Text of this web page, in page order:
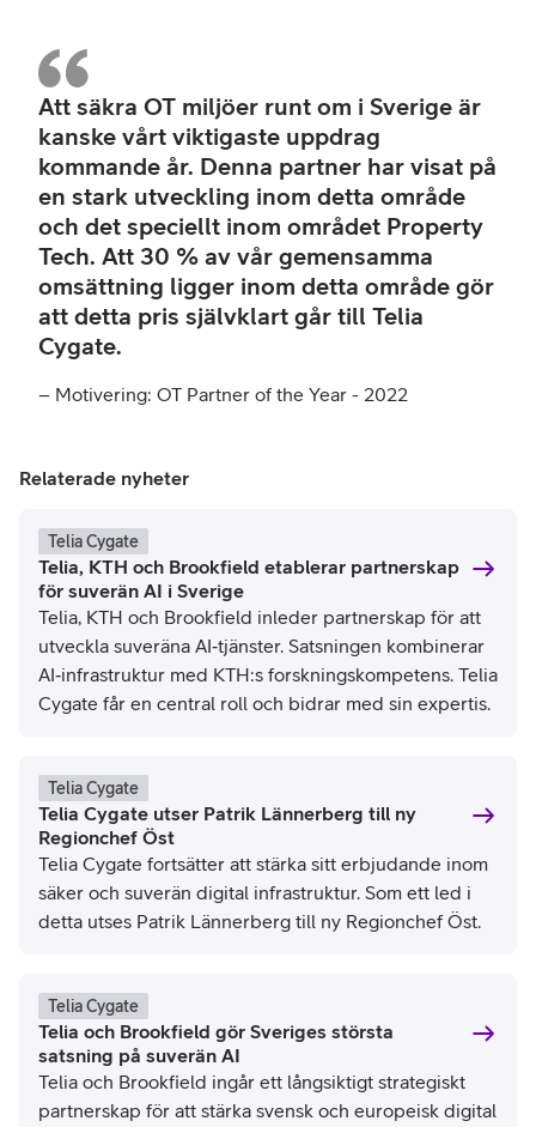
Att säkra OT miljöer runt om i Sverige är
kanske vårt viktigaste uppdrag
kommande år. Denna partner har visat på
en stark utveckling inom detta område
och det speciellt inom området Property
Tech. Att 30 % av vår gemensamma
omsättning ligger inom detta område gör
att detta pris självklart går till Telia
Cygate.
– Motivering: OT Partner of the Year - 2022
Relaterade nyheter
Telia Cygate
Telia, KTH och Brookfield etablerar partnerskap
för suverän AI i Sverige
Telia, KTH och Brookfield inleder partnerskap för att
utveckla suveräna AI‑tjänster. Satsningen kombinerar
AI‑infrastruktur med KTH:s forskningskompetens. Telia
Cygate får en central roll och bidrar med sin expertis.
Telia Cygate
Telia Cygate utser Patrik Lännerberg till ny
Regionchef Öst
Telia Cygate fortsätter att stärka sitt erbjudande inom
säker och suverän digital infrastruktur. Som ett led i
detta utses Patrik Lännerberg till ny Regionchef Öst.
Telia Cygate
Telia och Brookfield gör Sveriges största
satsning på suverän AI
Telia och Brookfield ingår ett långsiktigt strategiskt
partnerskap för att stärka svensk och europeisk digital